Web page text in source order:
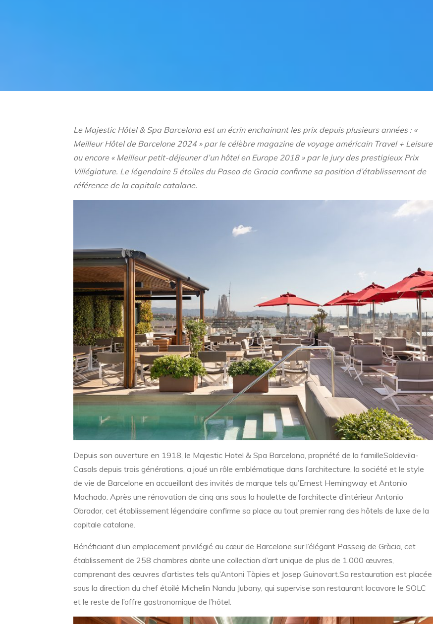
Le Majestic Hôtel & Spa Barcelona est un écrin enchainant les prix depuis plusieurs années : «
Meilleur Hôtel de Barcelone 2024 »par le célèbre magazine de voyage américain Travel + Leisure
ou encore « Meilleur petit-déjeuner d’un hôtel en Europe 2018 » par le jury des prestigieux Prix
Villégiature. Le légendaire 5 étoiles du Paseo de Gracia confirme sa position d’établissement de
référence de la capitale catalane.
Depuis son ouverture en 1918, le Majestic Hotel & Spa Barcelona, propriété de la familleSoldevila-
Casals depuis trois générations, a joué un rôle emblématique dans l’architecture, la société et le style
de vie de Barcelone en accueillant des invités de marque tels qu’Ernest Hemingway et Antonio
Machado. Après une rénovation de cinq ans sous la houlette de l’architecte d’intérieur Antonio
Obrador, cet établissement légendaire confirme sa place au tout premier rang des hôtels de luxe de la
capitale catalane.
Bénéficiant d’un emplacement privilégié au cœur de Barcelone sur l’élégant Passeig de Gràcia, cet
établissement de 258 chambres abrite une collection d’art unique de plus de 1.000 œuvres,
comprenant des œuvres d’artistes tels qu’Antoni Tàpies et Josep Guinovart.Sa restauration est placée
sous la direction du chef étoilé Michelin Nandu Jubany, qui supervise son restaurant locavore le SOLC
et le reste de l’offre gastronomique de l’hôtel.